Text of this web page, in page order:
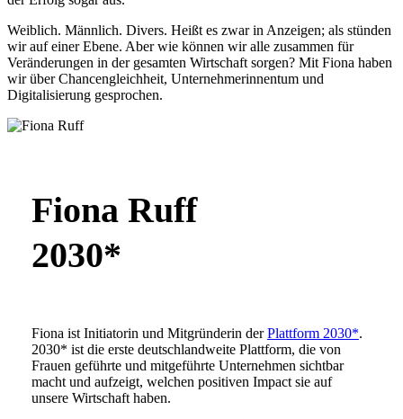
Weiblich. Männlich. Divers. Heißt es zwar in Anzeigen; als stünden
wir auf einer Ebene. Aber wie können wir alle zusammen für
Veränderungen in der gesamten Wirtschaft sorgen? Mit Fiona haben
wir über Chancengleichheit, Unternehmerinnentum und
Digitalisierung gesprochen.
Fiona Ruff
2030*
Fiona ist Initiatorin und Mitgründerin derPlattform 2030*.
2030* ist die erste deutschlandweite Plattform, die von
Frauen geführte und mitgeführte Unternehmen sichtbar
macht und aufzeigt, welchen positiven Impact sie auf
unsere Wirtschaft haben.